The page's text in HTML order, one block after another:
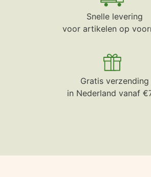
Snelle levering
voor artikelen op
Gratis verzending
in Nederland vanaf